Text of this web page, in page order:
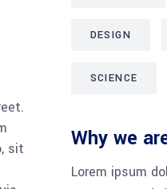
sit
DESIGN
SCIENCE
Why we
Lorem ipsum